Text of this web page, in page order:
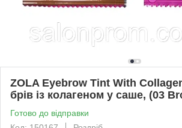
ZOLA Eyebrow Tint With
брів із колагеном у саше, (03
Готово до відправки